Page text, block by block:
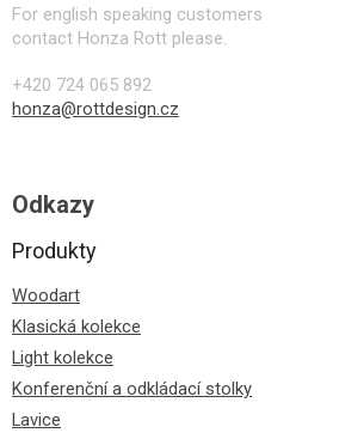
For english speaking customers
contact Honza Rott please.
+420 724 065 892
honza@rottdesign.cz
Odkazy
Produkty
Woodart
Klasická kolekce
Light kolekce
Konferenční a odkládací stolky
Lavice